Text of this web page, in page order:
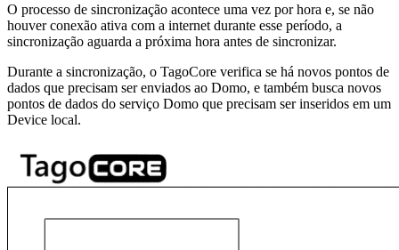
O processo de sincronização acontece uma vez por hora e, se não
houver conexão ativa com a internet durante esse período, a
sincronização aguarda a próxima hora antes de sincronizar.
Durante a sincronização, o TagoCore verifica se há novos pontos de
dados que precisam ser enviados ao Domo, e também busca novos
pontos de dados do serviço Domo que precisam ser inseridos em um
Device local.